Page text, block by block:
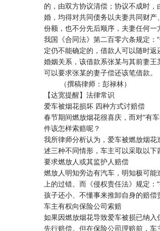
的，由双方协议清偿；协议不成时
婚，均得对共同债务以夫妻共同财
份额，也不分先后顺序，夫妻任何
我国《合同法》第二百零六条规定
定仍不能确定的，借款人可以随时
婚姻关系，该借款系张某与其前妻
可以要求张某的妻子偿还该笔借款。
（撰稿律师：彭禄林）
【达宽提醒】法律常识
爱车被烟花损坏 四种方式讨赔偿
春节期间燃放烟花很喜庆，而对“有
件该怎样索赔呢？
我所律师分析认为，爱车被燃放烟
述三种不同情形，车主可以采取以下
要求燃放人或其监护人赔偿
燃放人明知旁边有汽车，明知极可
上的过错。而《侵权责任法》规定
孩子还小、不懂事来推卸自身的赔偿
车主有权向保险公司索赔
如果因燃放烟花导致爱车被损已纳
先行赔偿。但在保险公司理赔前，车